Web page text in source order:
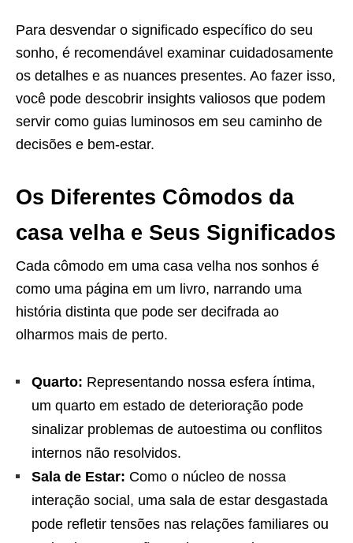
Para desvendar o significado específico do seu
sonho, é recomendável examinar cuidadosamente
os detalhes e as nuances presentes. Ao fazer isso,
você pode descobrir insights valiosos que podem
servir como guias luminosos em seu caminho de
decisões e bem-estar.
Os Diferentes Cômodos da
casa velha e Seus Significados
Cada cômodo em uma casa velha nos sonhos é
como uma página em um livro, narrando uma
história distinta que pode ser decifrada ao
olharmos mais de perto.
Quarto: Representando nossa esfera íntima,
um quarto em estado de deterioração pode
sinalizar problemas de autoestima ou conflitos
internos não resolvidos.
Sala de Estar: Como o núcleo de nossa
interação social, uma sala de estar desgastada
pode refletir tensões nas relações familiares ou